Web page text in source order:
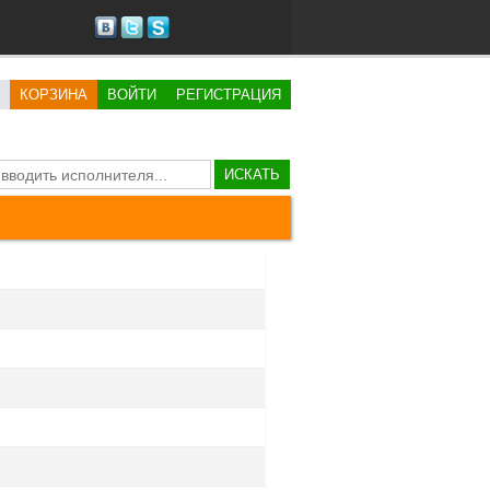
КОРЗИНА ВОЙТИ РЕГИСТРАЦИЯ
ИСКАТЬ